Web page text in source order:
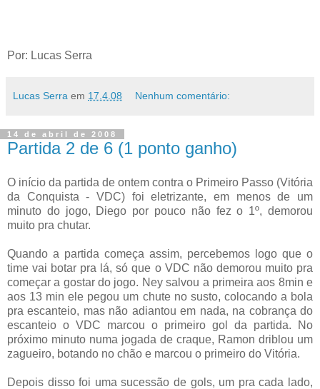
Por: Lucas Serra
Lucas Serra em 17.4.08 Nenhum comentário:
14 de abril de 2008
Partida 2 de 6 (1 ponto ganho)
O início da partida de ontem contra o Primeiro Passo (Vitória
da Conquista - VDC) foi eletrizante, em menos de um
minuto do jogo, Diego por pouco não fez o 1º, demorou
muito pra chutar.
Quando a partida começa assim, percebemos logo que o
time vai botar pra lá, só que o VDC não demorou muito pra
começar a gostar do jogo. Ney salvou a primeira aos 8min e
aos 13 min ele pegou um chute no susto, colocando a bola
pra escanteio, mas não adiantou em nada, na cobrança do
escanteio o VDC marcou o primeiro gol da partida. No
próximo minuto numa jogada de craque, Ramon driblou um
zagueiro, botando no chão e marcou o primeiro do Vitória.
Depois disso foi uma sucessão de gols, um pra cada lado,